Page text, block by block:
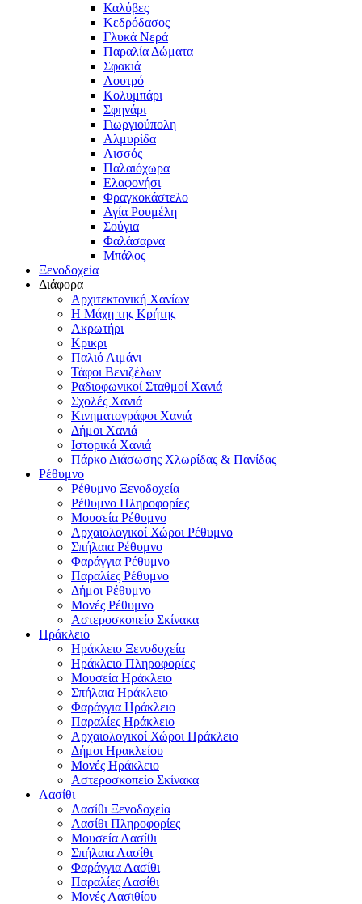
Καλύβες
Κεδρόδασος
Γλυκά Νερά
Παραλία Δώματα
Σφακιά
Λουτρό
Κολυμπάρι
Σφηνάρι
Γιωργιούπολη
Αλμυρίδα
Λισσός
Παλαιόχωρα
Ελαφονήσι
Φραγκοκάστελο
Αγία Ρουμέλη
Σούγια
Φαλάσαρνα
Μπάλος
Ξενοδοχεία
Διάφορα
Αρχιτεκτονική Χανίων
Η Μάχη της Κρήτης
Ακρωτήρι
Κρικρι
Παλιό Λιμάνι
Τάφοι Βενιζέλων
Ραδιοφωνικοί Σταθμοί Χανιά
Σχολές Χανιά
Κινηματογράφοι Χανιά
Δήμοι Χανιά
Ιστορικά Χανιά
Πάρκο Διάσωσης Χλωρίδας & Πανίδας
Ρέθυμνο
Ρέθυμνο Ξενοδοχεία
Ρέθυμνο Πληροφορίες
Μουσεία Ρέθυμνο
Αρχαιολογικοί Χώροι Ρέθυμνο
Σπήλαια Ρέθυμνο
Φαράγγια Ρέθυμνο
Παραλίες Ρέθυμνο
Δήμοι Ρέθυμνο
Μονές Ρέθυμνο
Αστεροσκοπείο Σκίνακα
Ηράκλειο
Ηράκλειο Ξενοδοχεία
Ηράκλειο Πληροφορίες
Μουσεία Ηράκλειο
Σπήλαια Ηράκλειο
Φαράγγια Ηράκλειο
Παραλίες Ηράκλειο
Αρχαιολογικοί Χώροι Ηράκλειο
Δήμοι Ηρακλείου
Μονές Ηράκλειο
Αστεροσκοπείο Σκίνακα
Λασίθι
Λασίθι Ξενοδοχεία
Λασίθι Πληροφορίες
Μουσεία Λασίθι
Σπήλαια Λασίθι
Φαράγγια Λασίθι
Παραλίες Λασίθι
Μονές Λασιθίου